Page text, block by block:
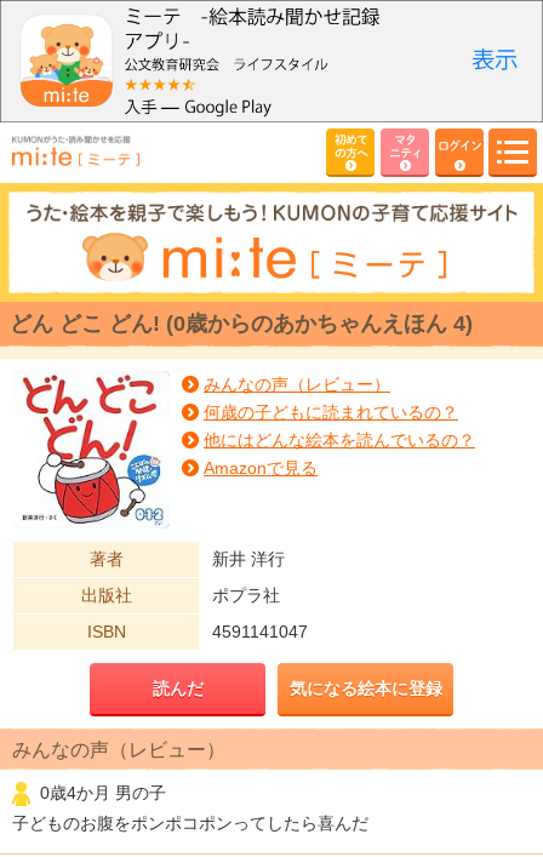
初めて
の方へ
マタ
ニティ
ログイン
どん どこ どん! (0歳からのあかちゃんえほん 4)
みんなの声（レビュー）
何歳の子どもに読まれているの？
他にはどんな絵本を読んでいるの？
Amazonで見る
著者
新井 洋行
出版社
ポプラ社
ISBN
4591141047
読んだ 気になる絵本に登録
みんなの声（レビュー）
0歳4か月 男の子
子どものお腹をポンポコポンってしたら喜んだ